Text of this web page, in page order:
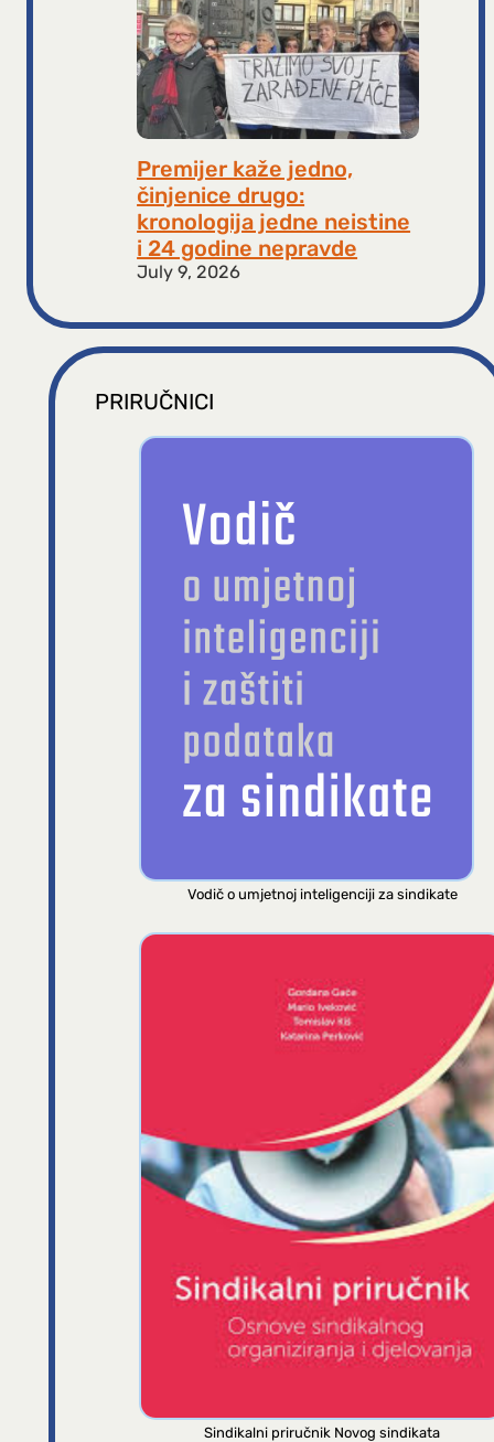
Premijer kaže jedno,
činjenice drugo:
kronologija jedne neistine
i 24 godine nepravde
July 9, 2026
PRIRUČNICI
Vodič o umjetnoj inteligenciji za sindikate
Sindikalni priručnik Novog sindikata